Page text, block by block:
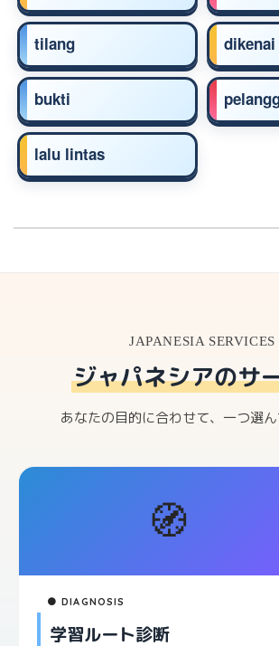
tilang dikenai
bukti
lalu lintas
JAPANESIA SERVICES
ジャパネシアのサ
あなたの目的に合わせて、一つ選ん
🧭
● DIAGNOSIS
学習ルート診断